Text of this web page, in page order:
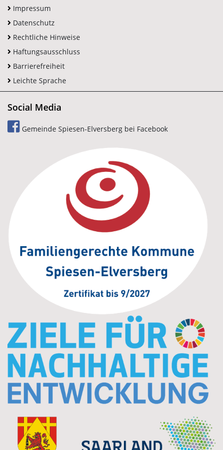
Impressum
Datenschutz
Rechtliche Hinweise
Haftungsausschluss
Barrierefreiheit
Leichte Sprache
Social Media
Gemeinde Spiesen-Elversberg bei Facebook